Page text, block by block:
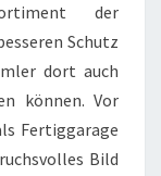
der
Schutz
dort auch
können. Vor
Fertiggarage
Bild